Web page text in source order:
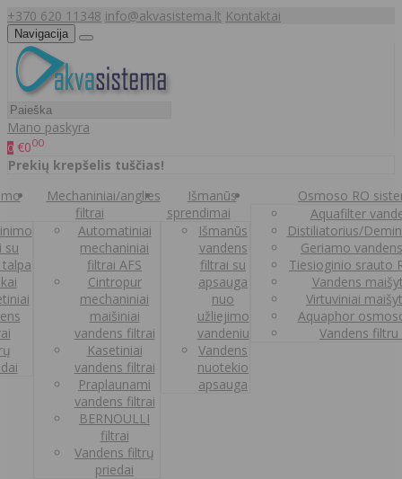
+370 620 11348 info@akvasistema.lt Kontaktai
Navigacija
Mano paskyra
0 €000
Prekių krepšelis tuščias!
su
Mechaniniai/anglies
filtrai
Automatiniai
mechaniniai
filtrai AFS
Cintropur
mechaniniai
maišiniai
vandens filtrai
Kasetiniai
vandens filtrai
Praplaunami
vandens filtrai
BERNOULLI
filtrai
Vandens filtrų
priedai
Išmanūs
sprendimai
Išmanūs
vandens
filtrai su
apsauga
nuo
užliejimo
vandeniu
Vandens
nuotekio
apsauga
Osmoso RO
Aquafilter
Distiliatorius/
Geriamo
Tiesioginio srauto
Vandens
Virtuviniai
Aquaphor
Vandens filtru